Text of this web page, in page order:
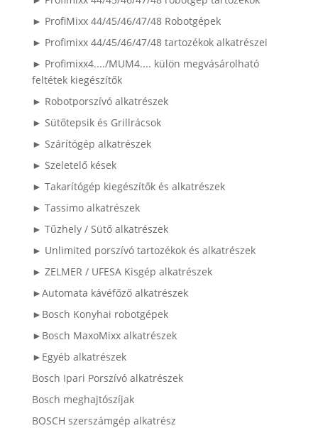
► ProfiMixx 44/45/46/47/48 Robotgépek
► Profimixx 44/45/46/47/48 tartozékok alkatrészei
► Profimixx4..../MUM4.... külön megvásárolható
feltétek kiegészítők
► Robotporszívó alkatrészek
► Sütőtepsik és Grillrácsok
► Szárítógép alkatrészek
► Szeletelő kések
► Takarítógép kiegészítők és alkatrészek
► Tassimo alkatrészek
► Tűzhely / Sütő alkatrészek
► Unlimited porszívó tartozékok és alkatrészek
► ZELMER / UFESA Kisgép alkatrészek
►Automata kávéfőző alkatrészek
►Bosch Konyhai robotgépek
►Bosch MaxoMixx alkatrészek
►Egyéb alkatrészek
Bosch Ipari Porszívó alkatrészek
Bosch meghajtószíjak
BOSCH szerszámgép alkatrész